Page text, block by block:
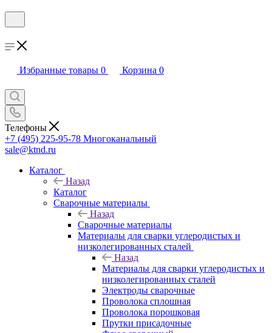
Избранные товары 0 Корзина 0
Телефоны
+7 (495) 225-95-78 Многоканальный
sale@ktnd.ru
Каталог
Назад
Каталог
Сварочные материалы
Назад
Сварочные материалы
Материалы для сварки углеродистых и
низколегированных сталей
Назад
Материалы для сварки углеродистых и
низколегированных сталей
Электроды сварочные
Проволока сплошная
Проволока порошковая
Прутки присадочные